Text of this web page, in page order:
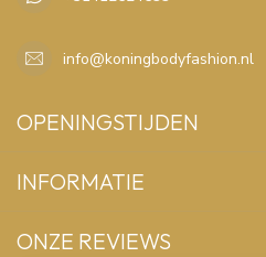
info@koningbodyfashion.nl
OPENINGSTIJDEN
INFORMATIE
ONZE REVIEWS